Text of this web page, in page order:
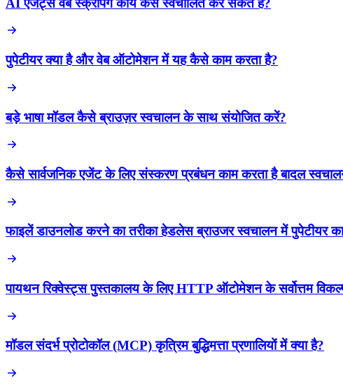
AI एजेंट्स वेब स्क्रैपिंग कार्य कैसे स्वचालित कर सकते हैं?
पुपेटीयर क्या है और वेब ऑटोमेशन में यह कैसे काम करता है?
बड़े भाषा मॉडल कैसे ब्राउज़र स्वचालन के साथ संयोजित करें?
कैसे सार्वजनिक एजेंट के लिए संस्करण प्रबंधन काम करता है बादल
फाइलें डाउनलोड करने का तरीका हेडलेस ब्राउजर स्वचालन में पुपेटीयर
पायथन रिक्वेस्ट्स पुस्तकालय के लिए HTTP ऑटोमेशन के सर्वोत्तम
मॉडल संदर्भ प्रोटोकॉल (MCP) कृत्रिम बुद्धिमत्ता प्रणालियों में क्या है?